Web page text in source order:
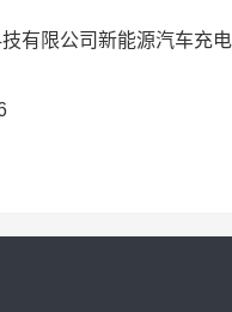
有限公司新能源汽车充